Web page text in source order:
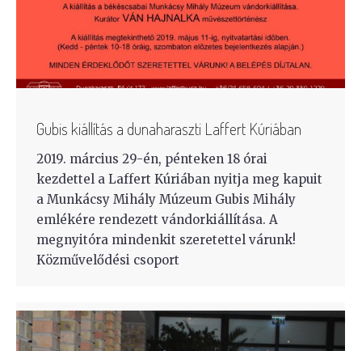
Gubis kiállítás a dunaharaszti Laffert Kúriában
2019. március 29-én, pénteken 18 órai
kezdettel a Laffert Kúriában nyitja meg kapuit
a Munkácsy Mihály Múzeum Gubis Mihály
emlékére rendezett vándorkiállítása. A
megnyitóra mindenkit szeretettel várunk!
Közművelődési csoport